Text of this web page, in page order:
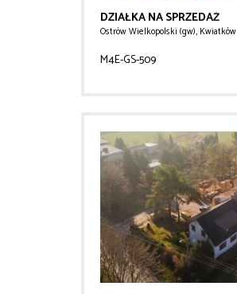
DZIAŁKA NA SPRZEDAŻ
Ostrów Wielkopolski (gw), Kwiatków
M4E-GS-509